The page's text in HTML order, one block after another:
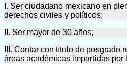
I. Ser ciudadano mexicano en
derechos civiles y políticos;
II. Ser mayor de 30 años;
III. Contar con título de posgrado
áreas académicas impartidas por